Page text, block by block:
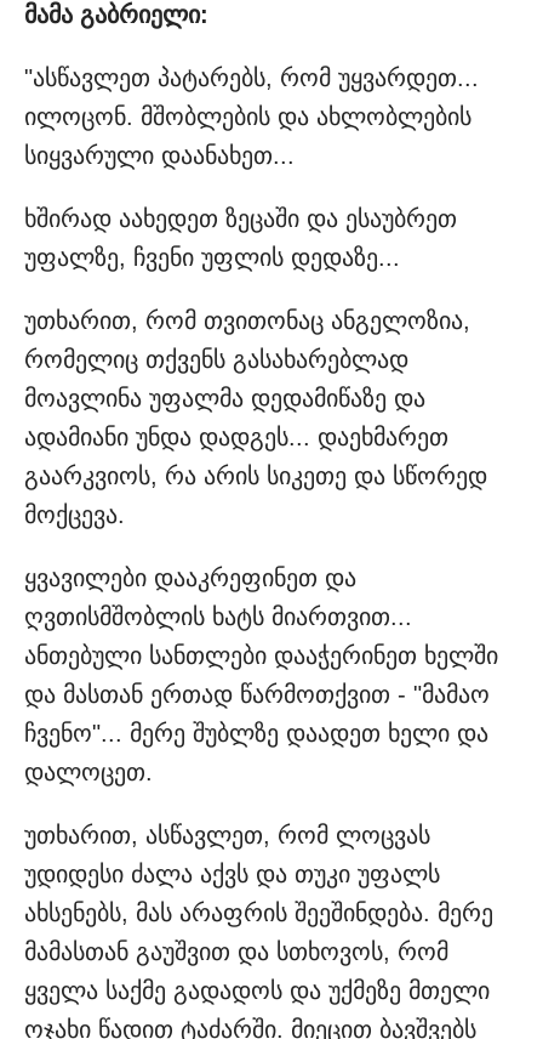
მამა გაბრიელი:
"ასწავლეთ პატარებს, რომ უყვარდეთ...
ილოცონ. მშობლების და ახლობლების
სიყვარული დაანახეთ...
ხშირად აახედეთ ზეცაში და ესაუბრეთ
უფალზე, ჩვენი უფლის დედაზე...
უთხარით, რომ თვითონაც ანგელოზია,
რომელიც თქვენს გასახარებლად
მოავლინა უფალმა დედამიწაზე და
ადამიანი უნდა დადგეს... დაეხმარეთ
გაარკვიოს, რა არის სიკეთე და სწორედ
მოქცევა.
ყვავილები დააკრეფინეთ და
ღვთისმშობლის ხატს მიართვით...
ანთებული სანთლები დააჭერინეთ ხელში
და მასთან ერთად წარმოთქვით - "მამაო
ჩვენო"... მერე შუბლზე დაადეთ ხელი და
დალოცეთ.
უთხარით, ასწავლეთ, რომ ლოცვას
უდიდესი ძალა აქვს და თუკი უფალს
ახსენებს, მას არაფრის შეეშინდება. მერე
მამასთან გაუშვით და სთხოვოს, რომ
ყველა საქმე გადადოს და უქმეზე მთელი
ოჯახი წადით ტაძარში. მიეცით ბავშვებს